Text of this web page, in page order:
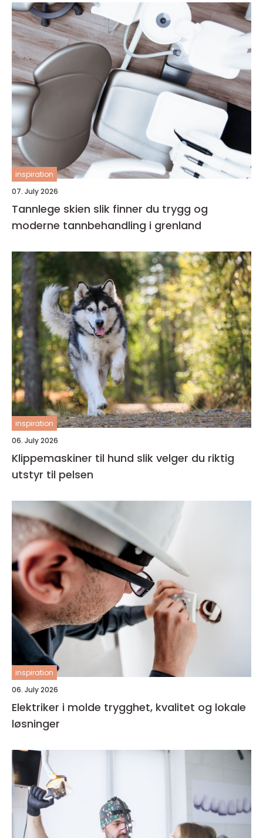
inspiration
07. July 2026
Tannlege skien slik finner du trygg og
moderne tannbehandling i grenland
inspiration
06. July 2026
Klippemaskiner til hund slik velger du riktig
utstyr til pelsen
inspiration
06. July 2026
Elektriker i molde trygghet, kvalitet og lokale
løsninger